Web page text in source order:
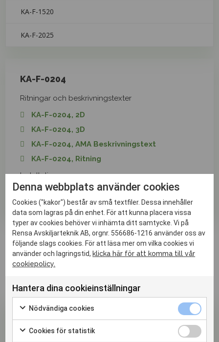
KA-F-1520
KA-F-2025
KA-F-0204
Ritningar och beskrivningstexter
KA-F-0204, 2D
KA-F-0204, 3D
KA-F-0204, AMA Beskrivningstext
KA-F-0204, Ritning
Installation
KA-F-0204, Installationsanvisning
Se även
Lipidus DUO DCO-F
Denna webbplats använder cookies
Cookies ("kakor") består av små textfiler. Dessa innehåller
data som lagras på din enhet. För att kunna placera vissa
typer av cookies behöver vi inhämta ditt samtycke. Vi på
Rensa Avskiljarteknik AB, orgnr. 556686-1216 använder oss av
följande slags cookies. För att läsa mer om vilka cookies vi
använder och lagringstid,klicka här för att komma till vår
cookiepolicy.
Hantera dina cookieinställningar
Nödvändiga cookies
Cookies för statistik